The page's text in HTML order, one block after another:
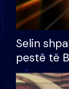
Selin
pestë të
çmimin e